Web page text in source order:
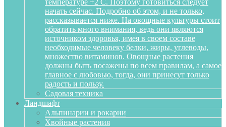
температуре +2 С. Поэтому готовиться следует
начать сейчас. Подробно об этом, и не только,
рассказывается ниже. На овощные культуры стоит
обратить много внимания, ведь они являются
источником здоровья, имея в своем составе
необходимые человеку белки, жиры, углеводы,
множество витаминов. Овощные растения
должны быть посажены по всем правилам, а самое
главное с любовью, тогда, они принесут только
радость и пользу.
Садовая техника
Ландшафт
Альпинарии и рокарии
Хвойные растения